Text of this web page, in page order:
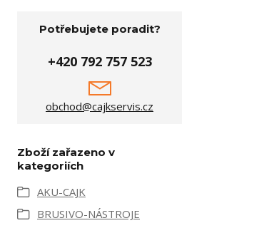
Potřebujete poradit?
+420 792 757 523
obchod@cajkservis.cz
Zboží zařazeno v
kategoriích
AKU-CAJK
BRUSIVO-NÁSTROJE